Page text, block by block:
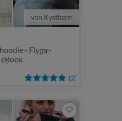
von Kystbarn
(2)
- Flyga -